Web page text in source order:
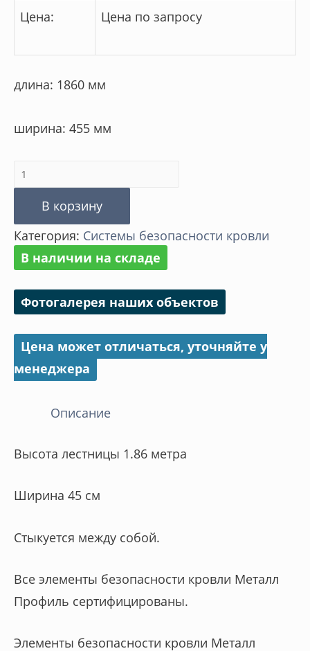
Цена: Цена по запросу
длина: 1860 мм
ширина: 455 мм
Количество
товара
Универсальная
лестница
В корзину
Категория: Cистемы безопасности кровли
В наличии на складе
Фотогалерея наших объектов
Цена может отличаться, уточняйте у
менеджера
Описание
Высота лестницы 1.86 метра
Ширина 45 см
Стыкуется между собой.
Все элементы безопасности кровли Металл
Профиль сертифицированы.
Элементы безопасности кровли Металл